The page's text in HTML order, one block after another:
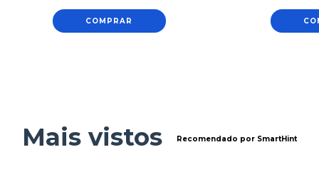
COMPRAR
Mais vistos Recomendado por SmartHint